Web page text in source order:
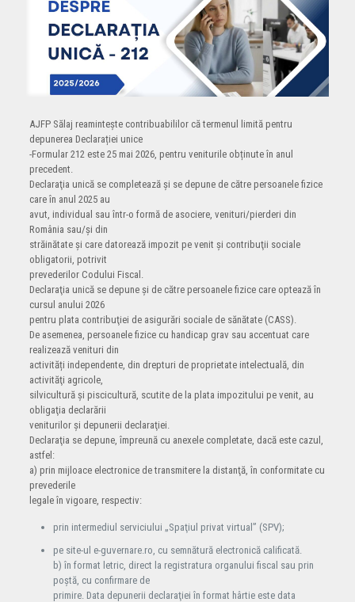
AJFP Sălaj reamintește contribuabililor că termenul limită pentru
depunerea Declarației unice
-Formular 212 este 25 mai 2026, pentru veniturile obținute în anul
precedent.
Declaraţia unică se completează şi se depune de către persoanele fizice
care în anul 2025 au
avut, individual sau într-o formă de asociere, venituri/pierderi din
România sau/şi din
străinătate şi care datorează impozit pe venit şi contribuţii sociale
obligatorii, potrivit
prevederilor Codului Fiscal.
Declaraţia unică se depune şi de către persoanele fizice care optează în
cursul anului 2026
pentru plata contribuţiei de asigurări sociale de sănătate (CASS).
De asemenea, persoanele fizice cu handicap grav sau accentuat care
realizează venituri din
activități independente, din drepturi de proprietate intelectuală, din
activităţi agricole,
silvicultură şi piscicultură, scutite de la plata impozitului pe venit, au
obligaţia declarării
veniturilor şi depunerii declaraţiei.
Declaraţia se depune, împreună cu anexele completate, dacă este cazul,
astfel:
a) prin mijloace electronice de transmitere la distanţă, în conformitate cu
prevederile
legale în vigoare, respectiv:
prin intermediul serviciului „Spaţiul privat virtual” (SPV);
pe site-ul e-guvernare.ro, cu semnătură electronică calificată.
b) în format letric, direct la registratura organului fiscal sau prin
poştă, cu confirmare de
primire. Data depunerii declaraţiei în format hârtie este data